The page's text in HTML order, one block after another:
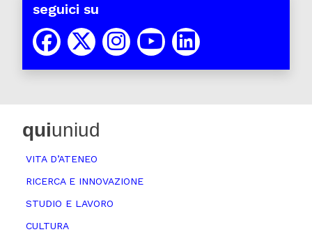
seguici su
quiuniud
VITA D’ATENEO
RICERCA E INNOVAZIONE
STUDIO E LAVORO
CULTURA